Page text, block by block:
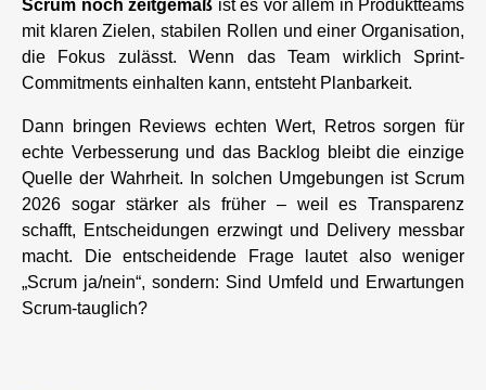
Scrum noch zeitgemäß ist es vor allem in Produktteams
mit klaren Zielen, stabilen Rollen und einer Organisation,
die Fokus zulässt. Wenn das Team wirklich Sprint-
Commitments einhalten kann, entsteht Planbarkeit.
Dann bringen Reviews echten Wert, Retros sorgen für
echte Verbesserung und das Backlog bleibt die einzige
Quelle der Wahrheit. In solchen Umgebungen ist Scrum
2026 sogar stärker als früher – weil es Transparenz
schafft, Entscheidungen erzwingt und Delivery messbar
macht. Die entscheidende Frage lautet also weniger
„Scrum ja/nein“, sondern: Sind Umfeld und Erwartungen
Scrum-tauglich?